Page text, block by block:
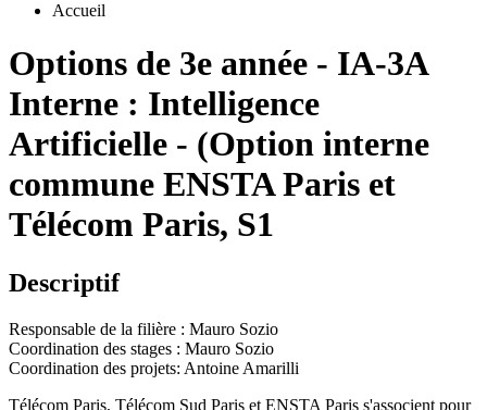
Accueil
Options de 3e année - IA-3A
Interne : Intelligence
Artificielle - (Option interne
commune ENSTA Paris et
Télécom Paris, S1
Descriptif
Responsable de la filière : Mauro Sozio
Coordination des stages : Mauro Sozio
Coordination des projets: Antoine Amarilli
Télécom Paris, Télécom Sud Paris et ENSTA Paris s'associent pour